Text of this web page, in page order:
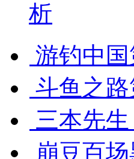
析
游钓中
斗鱼之
三本先
崩豆百